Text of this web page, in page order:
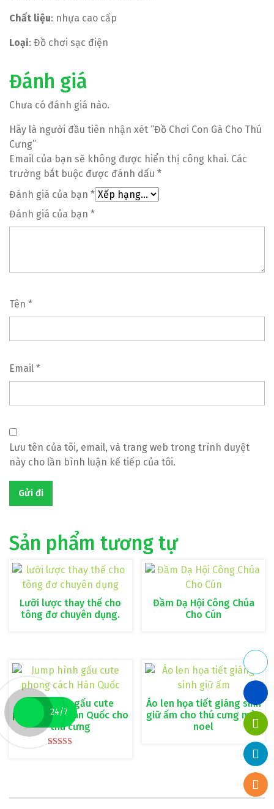
Chất liệu: nhựa cao cấp
Loại: Đồ chơi sạc điện
Đánh giá
Chưa có đánh giá nào.
Hãy là người đầu tiên nhận xét “Đồ Chơi Con Gà Cho Thú
Cưng”
Email của bạn sẽ không được hiển thị công khai. Các
trường bắt buộc được đánh dấu *
Đánh giá của bạn *
Đánh giá của bạn *
Tên *
Email *
Lưu tên của tôi, email, và trang web trong trình duyệt
này cho lần bình luận kế tiếp của tôi.
Sản phẩm tương tự
Lưỡi lược thay thế cho
tông đơ chuyên dụng.
Đầm Dạ Hội Công Chúa
Cho Cún
Jump hình gấu cute
phong cách Hàn Quốc cho
thú cưng
Áo len họa tiết giáng sinh
giữ ấm cho thú cưng mùa
noel
24/7